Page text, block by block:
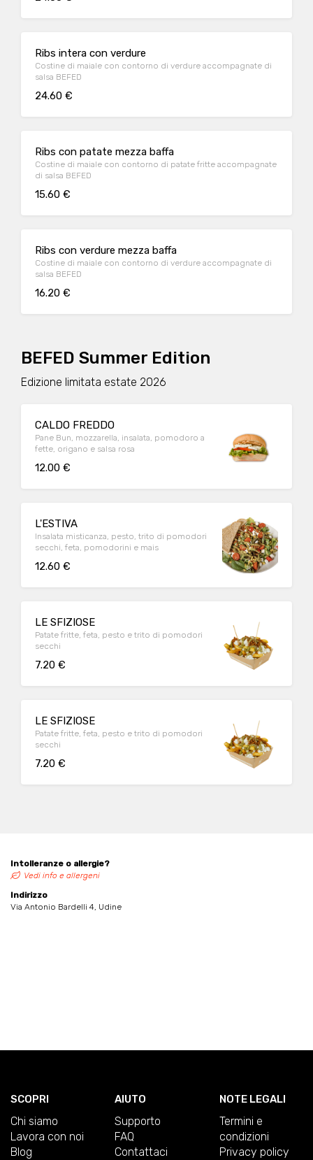
Ribs intera con verdure
Costine di maiale con contorno di verdure accompagnate di
salsa BEFED
24.60 €
Ribs con patate mezza baffa
Costine di maiale con contorno di patate fritte accompagnate
di salsa BEFED
15.60 €
Ribs con verdure mezza baffa
Costine di maiale con contorno di verdure accompagnate di
salsa BEFED
16.20 €
BEFED Summer Edition
Edizione limitata estate 2026
CALDO FREDDO
Pane Bun, mozzarella, insalata, pomodoro a
fette, origano e salsa rosa
12.00 €
L'ESTIVA
Insalata misticanza, pesto, trito di pomodori
secchi, feta, pomodorini e mais
12.60 €
LE SFIZIOSE
Patate fritte, feta, pesto e trito di pomodori
secchi
7.20 €
LE SFIZIOSE
Patate fritte, feta, pesto e trito di pomodori
secchi
7.20 €
Intolleranze o allergie?
Vedi info e allergeni
Indirizzo
Via Antonio Bardelli 4, Udine
SCOPRI
Chi siamo
Lavora con noi
Blog
AIUTO
Supporto
FAQ
Contattaci
NOTE LEGALI
Termini e
condizioni
Privacy policy